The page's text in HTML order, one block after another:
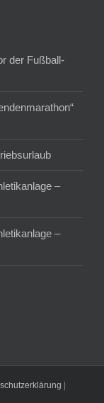
der Fußball-
–
–
|